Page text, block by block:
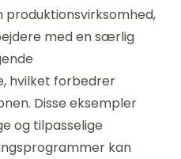
produktionsvirksomhed,
med en særlig
hvilket forbedrer
Disse eksempler
og tilpasselige
kan